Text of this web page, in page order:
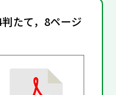
判たて，8ページ